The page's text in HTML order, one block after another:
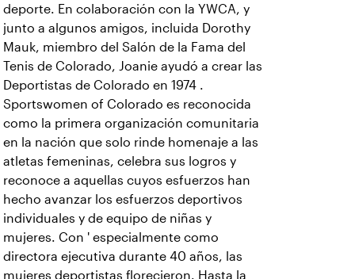
deporte. En colaboración con la YWCA, y
junto a algunos amigos, incluida Dorothy
Mauk, miembro del Salón de la Fama del
Tenis de Colorado, Joanie ayudó a crear las
Deportistas de Colorado en 1974 .
Sportswomen of Colorado es reconocida
como la primera organización comunitaria
en la nación que solo rinde homenaje a las
atletas femeninas, celebra sus logros y
reconoce a aquellas cuyos esfuerzos han
hecho avanzar los esfuerzos deportivos
individuales y de equipo de niñas y
mujeres. Con ' especialmente como
directora ejecutiva durante 40 años, las
mujeres deportistas florecieron. Hasta la